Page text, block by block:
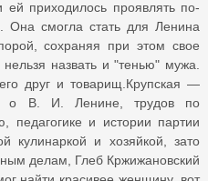
приходилось проявлять по-
Она смогла стать для Ленина
сохраняя при этом свое
назвать и "тенью" мужа.
друг и товарищ.Крупская —
о В. И. Ленине, трудов по
педагогике и истории партии
кулинаркой и хозяйкой, зато
делам, Глеб Кржижановский